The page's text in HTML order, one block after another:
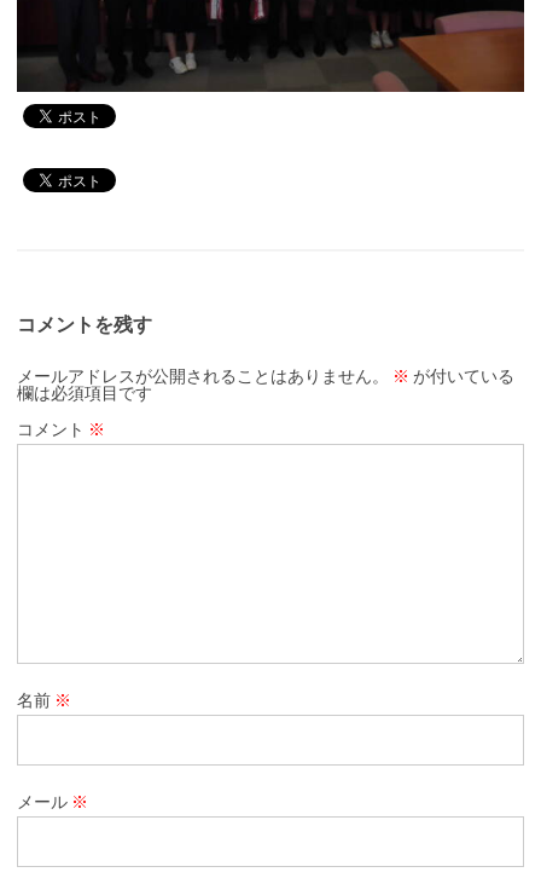
コメントを残す
メールアドレスが公開されることはありません。 ※ が付いている
欄は必須項目です
コメント ※
名前 ※
メール ※